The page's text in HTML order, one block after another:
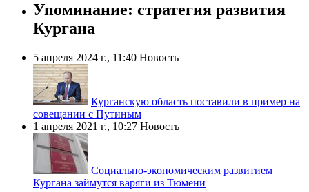
Упоминание: стратегия развития
Кургана
5 апреля 2024 г., 11:40 Новость
Курганскую область поставили в пример на
совещании с Путиным
1 апреля 2021 г., 10:27 Новость
Социально-экономическим развитием
Кургана займутся варяги из Тюмени